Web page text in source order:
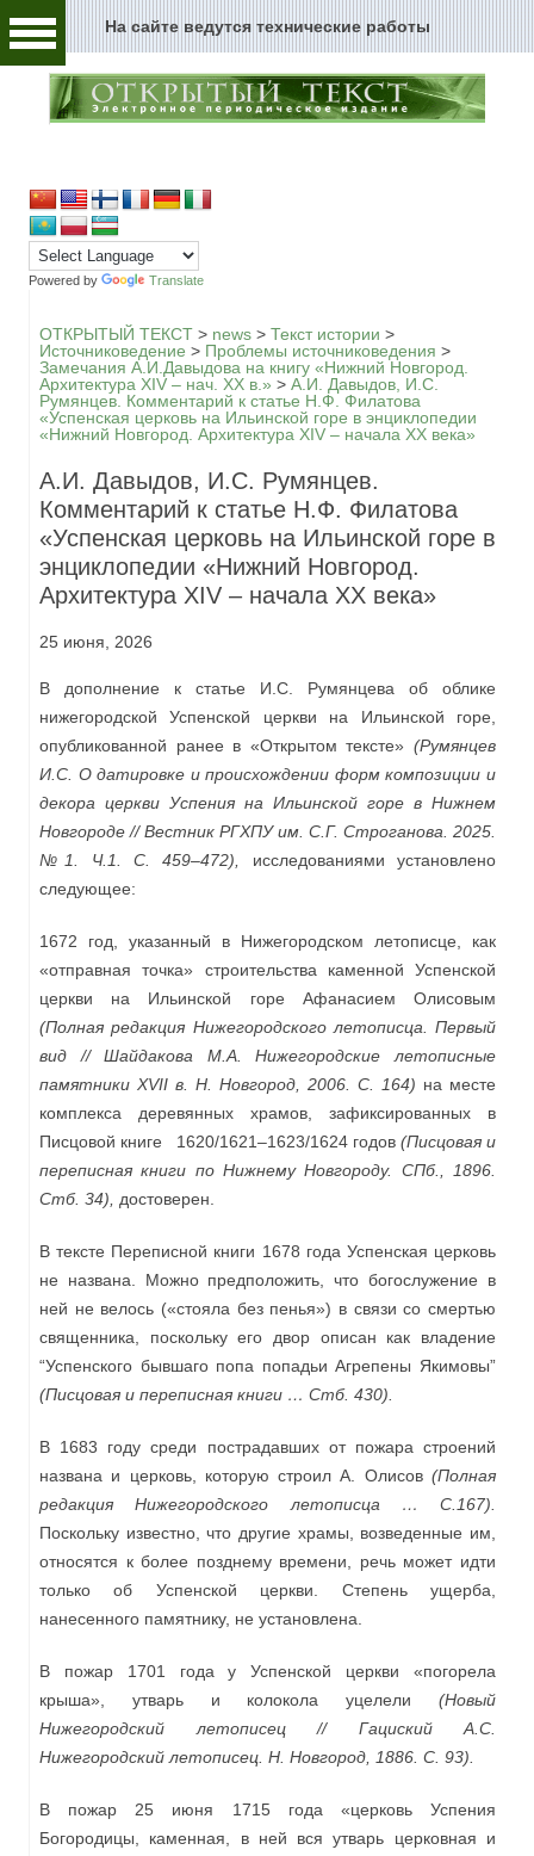
На сайте ведутся технические работы
Powered by Translate
ОТКРЫТЫЙ ТЕКСТ > news > Текст истории >
Источниковедение > Проблемы источниковедения >
Замечания А.И.Давыдова на книгу «Нижний Новгород.
Архитектура XIV – нач. ХХ в.» > А.И. Давыдов, И.С.
Румянцев. Комментарий к статье Н.Ф. Филатова
«Успенская церковь на Ильинской горе в энциклопедии
«Нижний Новгород. Архитектура XIV – начала XX века»
А.И. Давыдов, И.С. Румянцев.
Комментарий к статье Н.Ф. Филатова
«Успенская церковь на Ильинской горе в
энциклопедии «Нижний Новгород.
Архитектура XIV – начала XX века»
25 июня, 2026
В дополнение к статье И.С. Румянцева об облике
нижегородской Успенской церкви на Ильинской горе,
опубликованной ранее в «Открытом тексте» (Румянцев
И.С. О датировке и происхождении форм композиции и
декора церкви Успения на Ильинской горе в Нижнем
Новгороде // Вестник РГХПУ им. С.Г. Строганова. 2025.
№1. Ч.1. С. 459–472), исследованиями установлено
следующее:
1672 год, указанный в Нижегородском летописце, как
«отправная точка» строительства каменной Успенской
церкви на Ильинской горе Афанасием Олисовым
(Полная редакция Нижегородского летописца. Первый
вид // Шайдакова М.А. Нижегородские летописные
памятники XVII в. Н. Новгород, 2006. С. 164) на месте
комплекса деревянных храмов, зафиксированных в
Писцовой книге 1620/1621–1623/1624 годов (Писцовая и
переписная книги по Нижнему Новгороду. СПб., 1896.
Стб. 34), достоверен.
В тексте Переписной книги 1678 года Успенская церковь
не названа. Можно предположить, что богослужение в
ней не велось («стояла без пенья») в связи со смертью
священника, поскольку его двор описан как владение
“Успенского бывшаго попа попадьи Агрепены Якимовы”
(Писцовая и переписная книги … Стб. 430).
В 1683 году среди пострадавших от пожара строений
названа и церковь, которую строил А. Олисов (Полная
редакция Нижегородского летописца … С.167).
Поскольку известно, что другие храмы, возведенные им,
относятся к более позднему времени, речь может идти
только об Успенской церкви. Степень ущерба,
нанесенного памятнику, не установлена.
В пожар 1701 года у Успенской церкви «погорела
крыша», утварь и колокола уцелели (Новый
Нижегородский летописец // Гациский А.С.
Нижегородский летописец. Н. Новгород, 1886. С. 93).
В пожар 25 июня 1715 года «церковь Успения
Богородицы, каменная, в ней вся утварь церковная и
Человек и текст
Текст пространства
Текст истории
Текст музыки
Текст музея
Глоссарий
Редакция
Новости сайта